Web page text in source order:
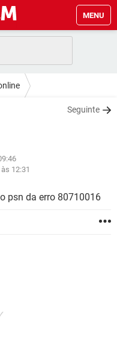
MENU
Seguinte
12:31
psn da erro 80710016